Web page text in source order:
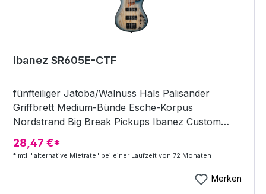
Ibanez SR605E-CTF
fünfteiliger Jatoba/Walnuss Hals Palisander
Griffbrett Medium-Bünde Esche-Korpus
Nordstrand Big Break Pickups Ibanez Custom
Electronics 3-Band EQ Accu-Cast B500 Series
Bridge EQ Bypass Schalter Dreiwege
Hals: SR5 Hals-Korpus-Übergang: Bolt-On
28,47 €*
* mtl. "alternative Mietrate" bei einer Laufzeit von 72 Monaten
Merken